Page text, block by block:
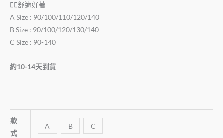
👍🏻舒適好著
A Size : 90/100/110/120/140
B Size : 90/100/120/130/140
C Size : 90-140
約10-14天到貨
款
式
A B C